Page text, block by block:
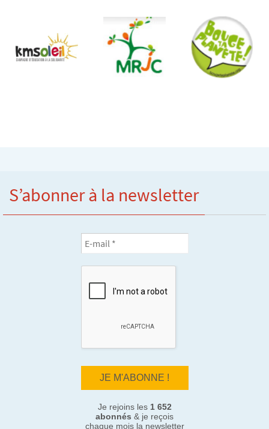
S’abonner à la newsletter
Je rejoins les 1 652
abonnés & je reçois
chaque mois la newsletter